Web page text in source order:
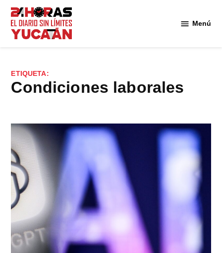
Saltar
contenido
Menú
ETIQUETA:
condiciones laborales